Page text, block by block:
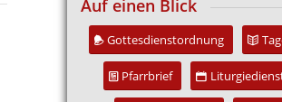
Auf einen Blick
Gottesdienstordnung
Pfarrbrief